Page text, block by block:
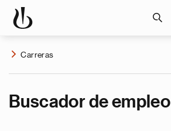
Carreras
Buscador de empleo